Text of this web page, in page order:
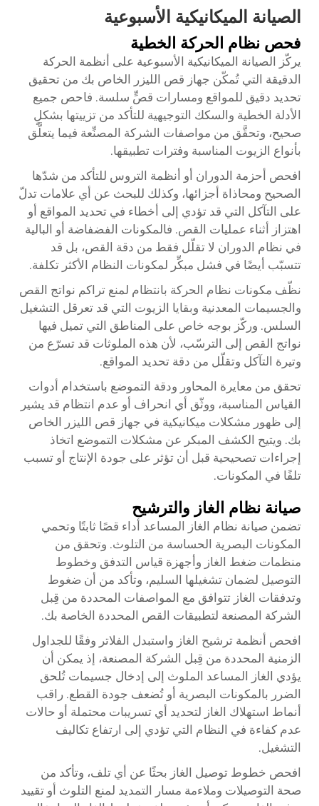
الصيانة الميكانيكية الأسبوعية
فحص نظام الحركة الخطية
يركّز الصيانة الميكانيكية الأسبوعية على أنظمة الحركة
الدقيقة التي تُمكّن جهاز قص الليزر الخاص بك من تحقيق
تحديد دقيق للمواقع ومسارات قصٍّ سلسة. فاحص جميع
الأدلة الخطية والسكك التوجيهية للتأكد من تزييتها بشكلٍ
صحيح، وتحقَّق من مواصفات الشركة المصنِّعة فيما يتعلَّق
بأنواع الزيوت المناسبة وفترات تطبيقها.
افحص أحزمة الدوران أو أنظمة التروس للتأكد من شدّها
الصحيح ومحاذاة أجزائها، وكذلك للبحث عن أي علامات تدلّ
على التآكل التي قد تؤدي إلى أخطاء في تحديد المواقع أو
اهتزاز أثناء عمليات القص. فالمكونات الفضفاضة أو البالية
في نظام الدوران لا تقلّل فقط من دقة القص، بل قد
تتسبّب أيضًا في فشل مبكِّر لمكونات النظام الأكثر تكلفة.
نظّف مكونات نظام الحركة بانتظام لمنع تراكم نواتج القص
والجسيمات المعدنية وبقايا الزيوت التي قد تعرقل التشغيل
السلس. وركّز بوجه خاص على المناطق التي تميل فيها
نواتج القص إلى الترسّب، لأن هذه الملوثات قد تسرّع من
وتيرة التآكل وتقلّل من دقة تحديد المواقع.
تحقق من معايرة المحاور ودقة التموضع باستخدام أدوات
القياس المناسبة، ووثّق أي انحراف أو عدم انتظام قد يشير
إلى ظهور مشكلات ميكانيكية في جهاز قص الليزر الخاص
بك. ويتيح الكشف المبكر عن مشكلات التموضع اتخاذ
إجراءات تصحيحية قبل أن تؤثر على جودة الإنتاج أو تسبب
تلفًا في المكونات.
صيانة نظام الغاز والترشيح
تضمن صيانة نظام الغاز المساعد أداء قصًا ثابتًا وتحمي
المكونات البصرية الحساسة من التلوث. وتحقق من
منظمات ضغط الغاز وأجهزة قياس التدفق وخطوط
التوصيل لضمان تشغيلها السليم، وتأكد من أن ضغوط
وتدفقات الغاز تتوافق مع المواصفات المحددة من قِبل
الشركة المصنعة لتطبيقات القص المحددة الخاصة بك.
افحص أنظمة ترشيح الغاز واستبدل الفلاتر وفقًا للجداول
الزمنية المحددة من قِبل الشركة المصنعة، إذ يمكن أن
يؤدي الغاز المساعد الملوث إلى إدخال جسيمات تُلحق
الضرر بالمكونات البصرية أو تُضعف جودة القطع. راقب
أنماط استهلاك الغاز لتحديد أي تسريبات محتملة أو حالات
عدم كفاءة في النظام التي تؤدي إلى ارتفاع تكاليف
التشغيل.
افحص خطوط توصيل الغاز بحثًا عن أي تلف، وتأكد من
صحة التوصيلات وملاءمة مسار التمديد لمنع التلوث أو تقييد